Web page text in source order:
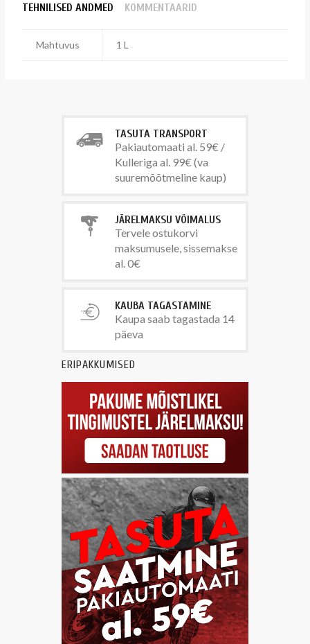
TEHNILISED ANDMED KOMMENTAARID
Mahtuvus 1 L
TASUTA TRANSPORT
Pakiautomaati al. 59€ /
Kulleriga al. 99€ (va
suuremõõtmeline kaup)
JÄRELMAKSU VÕIMALUS
Tervele ostukorvi
maksumusele, sissemakse
al. 0€
KAUBA TAGASTAMINE
Kaupa saab tagastada 14
päeva
ERIPAKKUMISED